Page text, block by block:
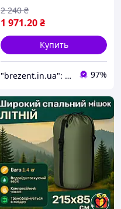
1 971.20₴
2 240 ₴
Купить
"brezent.in.ua": Интернет-магазин тентов и укрывных материалов для защиты от дождя, снега и солнца 97%